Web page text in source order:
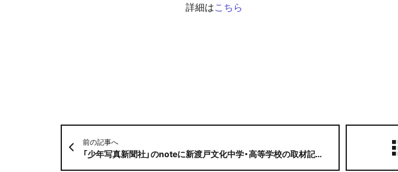
詳細はこちら
前の記事へ
「少年写真新聞社」のnoteに新渡戸文化中学・高等学校の取材記事が掲載されました！